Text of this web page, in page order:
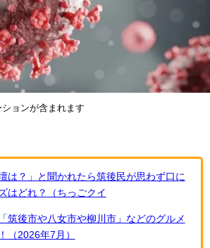
ョンが含まれます
は？」と聞かれたら筑後民が思わず口に
はどれ？（ちっごクイ
筑後市や八女市や柳川市」などのグルメ
（2026年7月）